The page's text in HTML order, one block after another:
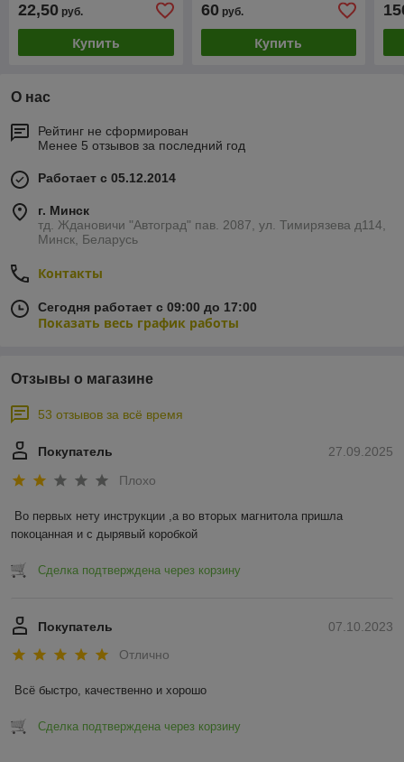
22,50 руб.
Купить
60руб.
Купить
О нас
Рейтинг не сформирован
Менее 5 отзывов за последний год
Работает с 05.12.2014
г. Минск
тд. Ждановичи "Автоград" пав. 2087, ул. Тимирязева д114,
Минск, Беларусь
Контакты
Сегодня работает с 09:00 до 17:00
Показать весь график работы
Отзывы о магазине
53 отзывов за всё время
27.09.2025
Покупатель
Плохо
Во первых нету инструкции ,а во вторых магнитола пришла
покоцанная и с дырявый коробкой
Сделка подтверждена через корзину
07.10.2023
Покупатель
Отлично
Всё быстро, качественно и хорошо
Сделка подтверждена через корзину